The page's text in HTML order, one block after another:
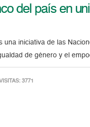
del país en
una iniciativa de las
de género y el
3771